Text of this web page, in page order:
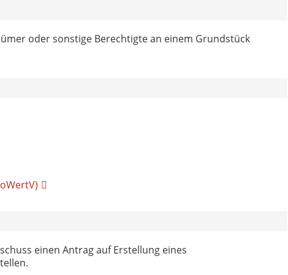
oder sonstige Berechtigte an einem Grundstück
einen Antrag auf Erstellung eines